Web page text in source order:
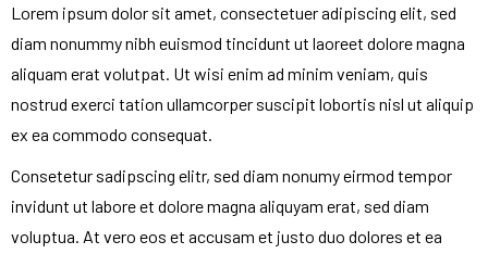
Lorem ipsum dolor sit amet, consectetuer adipiscing elit, sed
diam nonummy nibh euismod tincidunt ut laoreet dolore magna
aliquam erat volutpat. Ut wisi enim ad minim veniam, quis
nostrud exerci tation ullamcorper suscipit lobortis nisl ut aliquip
ex ea commodo consequat.
Consetetur sadipscing elitr, sed diam nonumy eirmod tempor
invidunt ut labore et dolore magna aliquyam erat, sed diam
voluptua. At vero eos et accusam et justo duo dolores et ea